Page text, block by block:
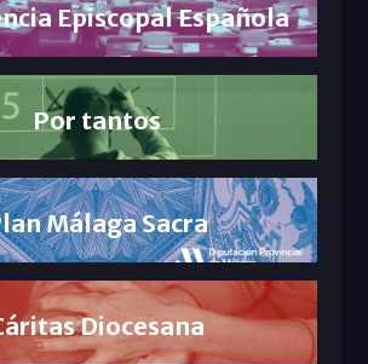
Episcopal Española
Por tantos
Málaga Sacra
Diocesana